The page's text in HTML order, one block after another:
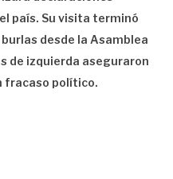
país. Su visita terminó
desde la Asamblea
de izquierda aseguraron
fracaso político.